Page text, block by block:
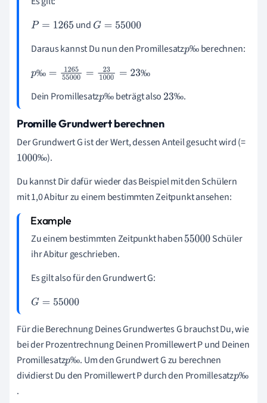
P= 1265 und G= 55 000
Daraus kannst Du nun den Promillesatz ‰
p
berechnen:
‰ ‰
p‰ =1 26555000 =231000=23
‰
Dein Promillesatz ‰
p
beträgt also ‰
23
.
Promille Grundwert berechnen
Der Grundwert G ist der Wert, dessen Anteil gesucht wird (=
‰
1000‰).
Du kannst Dir dafür wieder das Beispiel mit den Schülern
mit 1,0 Abitur zu einem bestimmten Zeitpunkt ansehen:
Zu einem bestimmten Zeitpunkt haben55000 Schüler
ihr Abitur geschrieben.
Es gilt also für den Grundwert G:
G= 55 000
Für die Berechnung Deines Grundwertes G brauchst Du, wie
bei der Prozentrechnung Deinen Promillewert P und Deinen
Promillesatz ‰
p
‰
. Um den Grundwert G zu berechnen
dividierst Du den Promillewert P durch den Promillesatz ‰
p
.